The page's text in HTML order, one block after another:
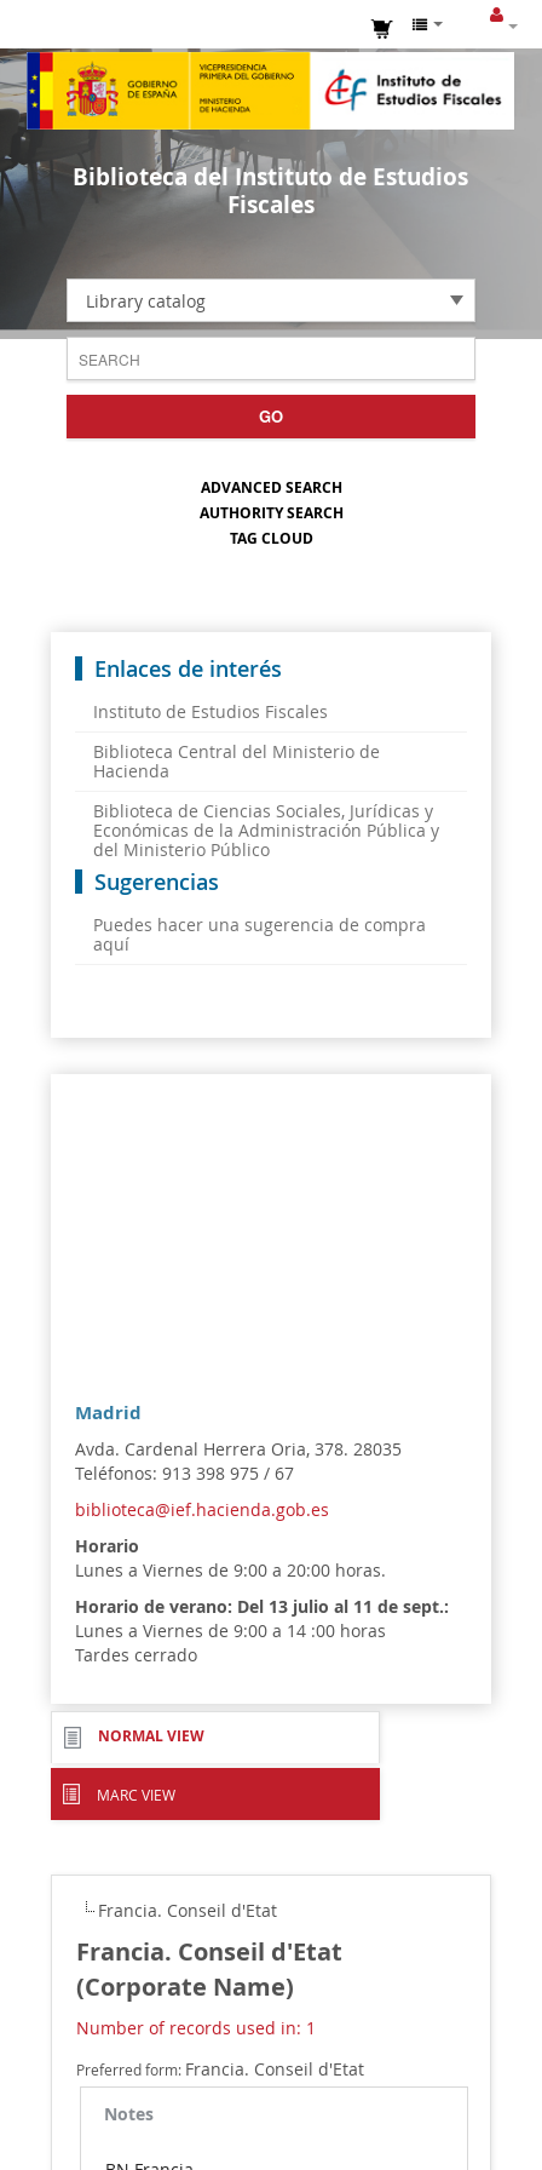
Biblioteca del Instituto de Estudios
Fiscales
Library catalog
GO
ADVANCED SEARCH
AUTHORITY SEARCH
TAG CLOUD
Enlaces de interés
Instituto de Estudios Fiscales
Biblioteca Central del Ministerio de
Hacienda
Biblioteca de Ciencias Sociales, Jurídicas y
Económicas de la Administración Pública y
del Ministerio Público
Sugerencias
Puedes hacer una sugerencia de compra
aquí
Madrid
Avda. Cardenal Herrera Oria, 378. 28035
Teléfonos: 913 398 975 / 67
biblioteca@ief.hacienda.gob.es
Horario
Lunes a Viernes de 9:00 a 20:00 horas.
Horario de verano: Del 13 julio al 11 de sept.:
Lunes a Viernes de 9:00 a 14 :00 horas
Tardes cerrado
NORMAL VIEW
MARC VIEW
Francia. Conseil d'Etat
Francia. Conseil d'Etat
(Corporate Name)
Number of records used in: 1
Preferred form: Francia. Conseil d'Etat
Notes